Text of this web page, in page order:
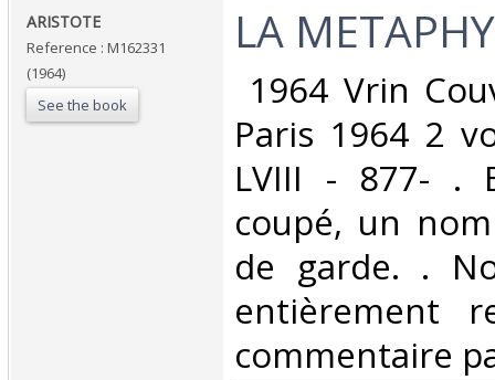
‎ARISTOTE‎
Reference : M162331
(1964)
See the book
‎LA
1964 Vrin
Paris 1964 2
LVIII - 877- .
coupé, un
de garde. .
entièrement
commentaire